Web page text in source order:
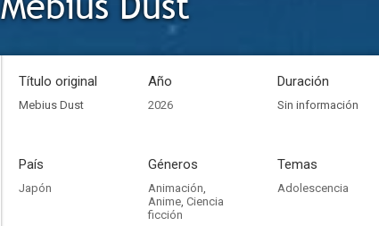
Título original
Mebius Dust
Año
2026
Duración
Sin información
País
Japón
Géneros
Animación,
Anime, Ciencia
ficción
Temas
Adolescencia